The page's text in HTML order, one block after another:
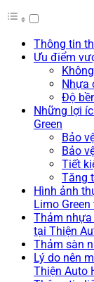
Thông tin
Ưu điểm
Nhựa
Độ
Những lợi
Green
Bảo
Bảo
Tiết
Tăng
Hình ảnh
Limo
Thảm nhựa
tại Thiện
Thảm sàn
Lý do nên
Thiện Auto